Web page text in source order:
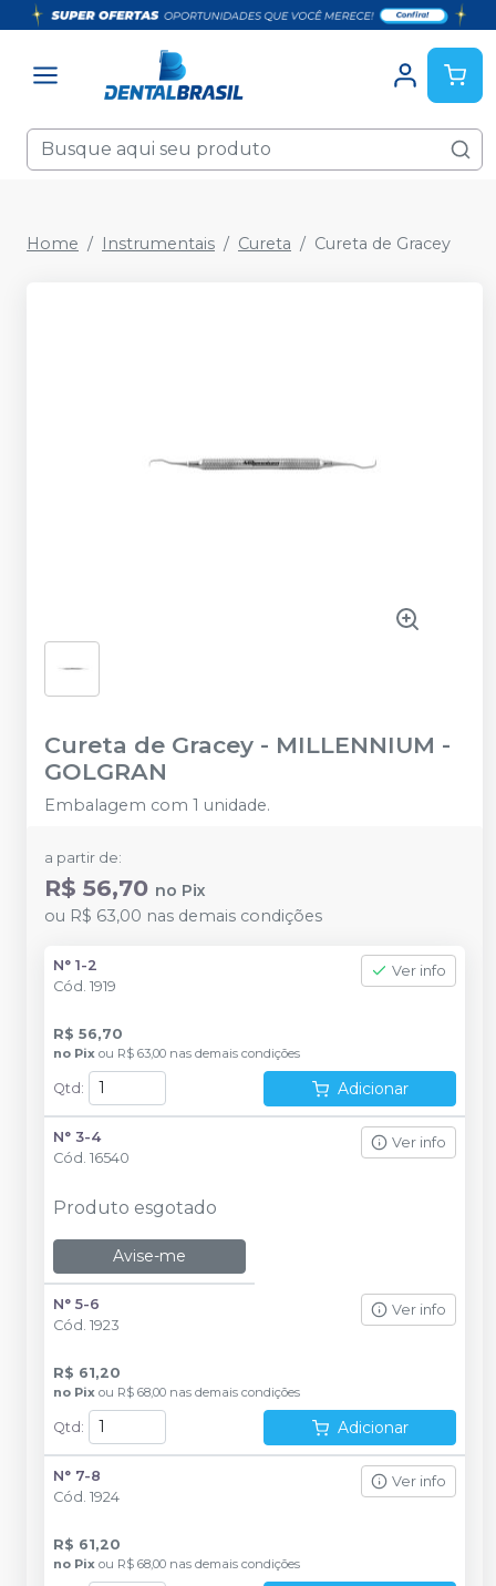
Home Instrumentais Cureta Cureta de Gracey
Cureta de Gracey - MILLENNIUM -
GOLGRAN
Embalagem com 1 unidade.
a partir de:
R$ 56,70 no Pix
ou R$ 63,00 nas demais condições
N° 1-2
Cód. 1919
Ver info
R$ 56,70
no Pix ou R$ 63,00 nas demais condições
Qtd : Adicionar
N° 3-4
Cód. 16540
Ver info
Produto esgotado
Avise-me
N° 5-6
Cód. 1923
Ver info
R$ 61,20
no Pix ou R$ 68,00 nas demais condições
Qtd : Adicionar
N° 7-8
Cód. 1924
Ver info
R$ 61,20
no Pix ou R$ 68,00 nas demais condições